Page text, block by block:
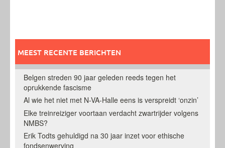
MEEST RECENTE BERICHTEN
Belgen streden 90 jaar geleden reeds tegen het
oprukkende fascisme
Al wie het niet met N-VA-Halle eens is verspreidt ‘onzin’
Elke treinreiziger voortaan verdacht zwartrijder volgens
NMBS?
Erik Todts gehuldigd na 30 jaar inzet voor ethische
fondsenwerving